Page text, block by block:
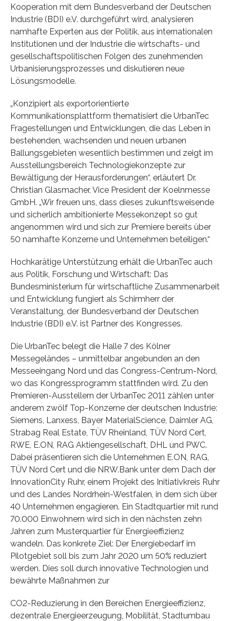
Kooperation mit dem Bundesverband der Deutschen
Industrie (BDI) e.V. durchgeführt wird, analysieren
namhafte Experten aus der Politik, aus internationalen
Institutionen und der Industrie die wirtschafts- und
gesellschaftspolitischen Folgen des zunehmenden
Urbanisierungsprozesses und diskutieren neue
Lösungsmodelle.
„Konzipiert als exportorientierte
Kommunikationsplattform thematisiert die UrbanTec
Fragestellungen und Entwicklungen, die das Leben in
bestehenden, wachsenden und neuen urbanen
Ballungsgebieten wesentlich bestimmen und zeigt im
Ausstellungsbereich Technologiekonzepte zur
Bewältigung der Herausforderungen“, erläutert Dr.
Christian Glasmacher, Vice President der Koelnmesse
GmbH. „Wir freuen uns, dass dieses zukunftsweisende
und sicherlich ambitionierte Messekonzept so gut
angenommen wird und sich zur Premiere bereits über
50 namhafte Konzerne und Unternehmen beteiligen.“
Hochkarätige Unterstützung erhält die UrbanTec auch
aus Politik, Forschung und Wirtschaft: Das
Bundesministerium für wirtschaftliche Zusammenarbeit
und Entwicklung fungiert als Schirmherr der
Veranstaltung, der Bundesverband der Deutschen
Industrie (BDI) e.V. ist Partner des Kongresses.
Die UrbanTec belegt die Halle 7 des Kölner
Messegeländes – unmittelbar angebunden an den
Messeeingang Nord und das Congress-Centrum-Nord,
wo das Kongressprogramm stattfinden wird. Zu den
Premieren-Ausstellern der UrbanTec 2011 zählen unter
anderem zwölf Top-Konzerne der deutschen Industrie:
Siemens, Lanxess, Bayer MaterialScience, Daimler AG,
Strabag Real Estate, TÜV Rheinland, TÜV Nord Cert,
RWE, E.ON, RAG Aktiengesellschaft, DHL und PWC.
Dabei präsentieren sich die Unternehmen E.ON, RAG,
TÜV Nord Cert und die NRW.Bank unter dem Dach der
InnovationCity Ruhr, einem Projekt des Initiativkreis Ruhr
und des Landes Nordrhein-Westfalen, in dem sich über
40 Unternehmen engagieren. Ein Stadtquartier mit rund
70.000 Einwohnern wird sich in den nächsten zehn
Jahren zum Musterquartier für Energieeffizienz
wandeln. Das konkrete Ziel: Der Energiebedarf im
Pilotgebiet soll bis zum Jahr 2020 um 50% reduziert
werden. Dies soll durch innovative Technologien und
bewährte Maßnahmen zur
CO2-Reduzierung in den Bereichen Energieeffizienz,
dezentrale Energieerzeugung, Mobilität, Stadtumbau